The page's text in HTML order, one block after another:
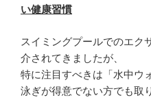
い健康習慣
スイミングプールでのエク
介されてきましたが、
特に注目すべきは「水中ウ
泳ぎが得意でない方でも取